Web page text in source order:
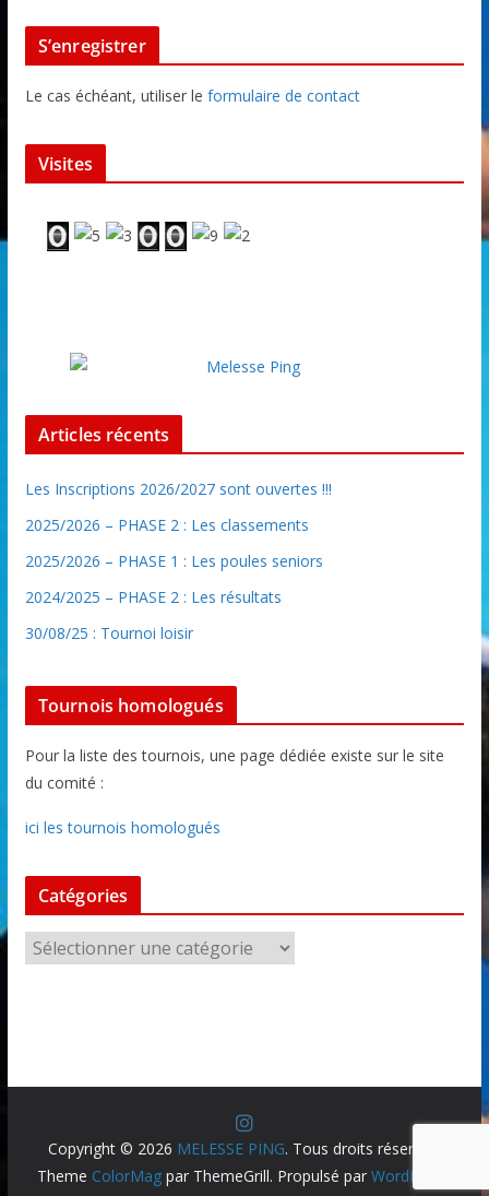
S’enregistrer
Le cas échéant, utiliser le formulaire de contact
Visites
Articles récents
Les Inscriptions 2026/2027 sont ouvertes !!!
2025/2026 – PHASE 2 : Les classements
2025/2026 – PHASE 1 : Les poules seniors
2024/2025 – PHASE 2 : Les résultats
30/08/25 : Tournoi loisir
Tournois homologués
Pour la liste des tournois, une page dédiée existe sur le site
du comité :
ici les tournois homologués
Catégories
a
Copyright © 2026 MELESSE PING. Tous droits réservés.
Theme ColorMagpar ThemeGrill. Propulsé par WordPress